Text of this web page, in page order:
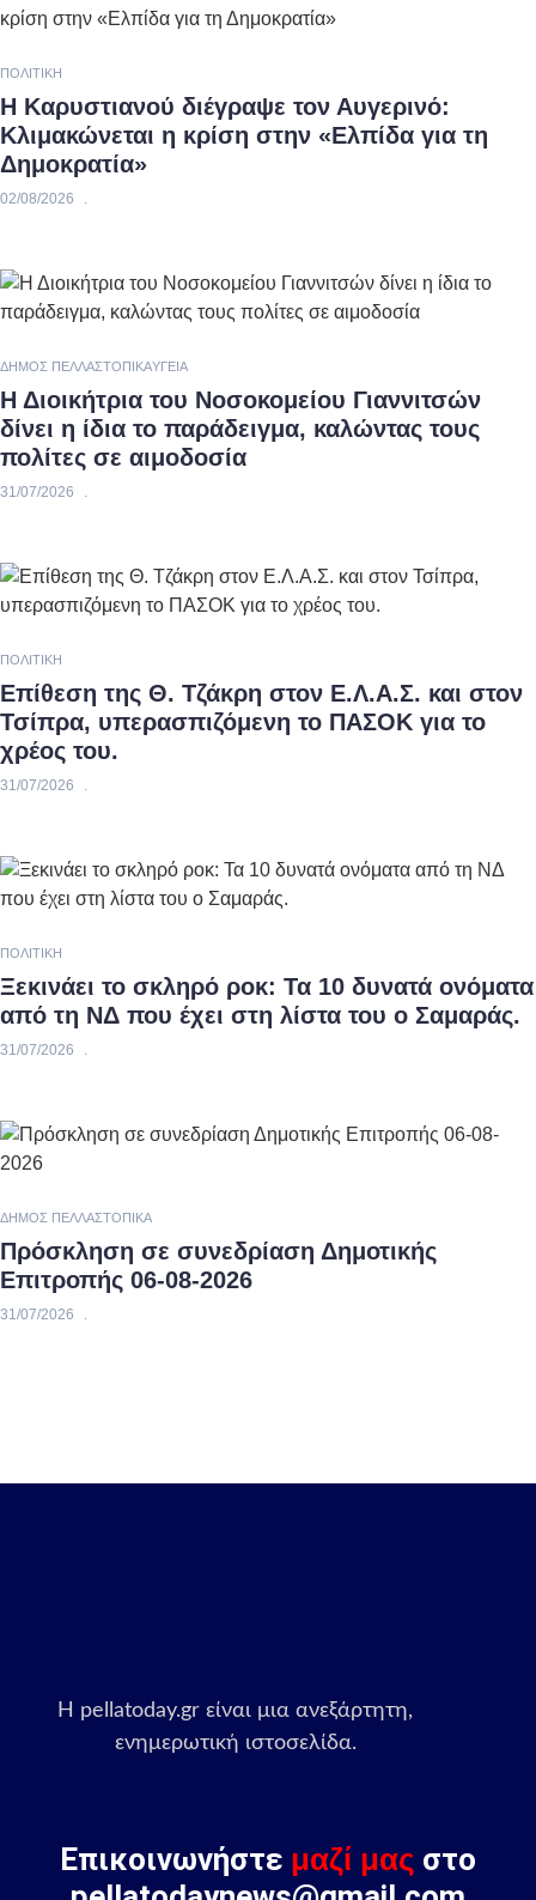
ΠΟΛΙΤΙΚΉ
Η Καρυστιανού διέγραψε τον Αυγερινό:
Κλιμακώνεται η κρίση στην «Ελπίδα για τη
Δημοκρατία»
02/08/2026
ΔΉΜΟΣ ΠΈΛΛΑΣΤΟΠΙΚΆΥΓΕΊΑ
Η Διοικήτρια του Νοσοκομείου Γιαννιτσών
δίνει η ίδια το παράδειγμα, καλώντας τους
πολίτες σε αιμοδοσία
31/07/2026
ΠΟΛΙΤΙΚΉ
Επίθεση της Θ. Τζάκρη στον Ε.Λ.Α.Σ. και στον
Τσίπρα, υπερασπιζόμενη το ΠΑΣΟΚ για το
χρέος του.
31/07/2026
ΠΟΛΙΤΙΚΉ
Ξεκινάει το σκληρό ροκ: Τα 10 δυνατά ονόματα
από τη ΝΔ που έχει στη λίστα του ο Σαμαράς.
31/07/2026
ΔΉΜΟΣ ΠΈΛΛΑΣΤΟΠΙΚΆ
Πρόσκληση σε συνεδρίαση Δημοτικής
Επιτροπής 06-08-2026
31/07/2026
Η pellatoday.gr είναι μια ανεξάρτητη,
ενημερωτική ιστοσελίδα.
Επικοινωνήστε μαζί μας στο